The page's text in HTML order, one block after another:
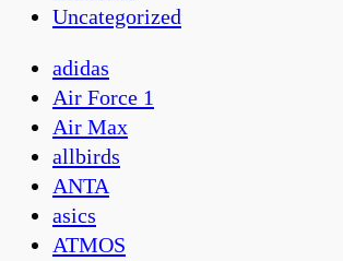
Uncategorized
adidas
Air Force 1
Air Max
allbirds
ANTA
asics
ATMOS